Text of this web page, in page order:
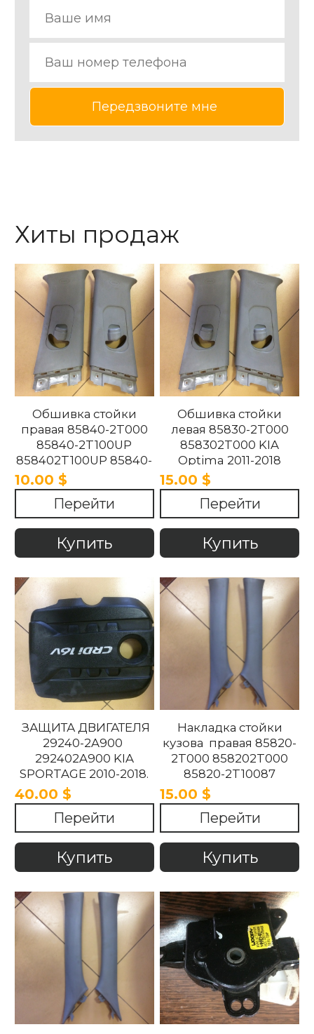
Хиты продаж
Обшивка стойки
правая 85840-2T000
85840-2T100UP
858402T100UP 85840-
2T100UP KIA Optima
2011-2018
10.00 $
Перейти
Купить
Обшивка стойки
левая 85830-2T000
858302T000 KIA
Optima 2011-2018
15.00 $
Перейти
Купить
ЗАЩИТА ДВИГАТЕЛЯ
29240-2A900
292402A900 KIA
SPORTAGE 2010-2018.
40.00 $
Перейти
Купить
Накладка стойки
кузова правая 85820-
2T000 858202T000
85820-2T10087
858202T10087 85820-
2T100UP
858202T100UP Kia
Optima 2010 -2015
15.00 $
Перейти
Купить